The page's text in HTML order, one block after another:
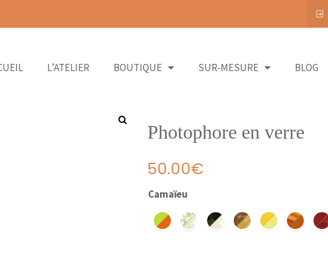
L’ATELIER BOUTIQUE SUR-MESURE BLOG
Photophore en verre
50.00€
Camaïeu